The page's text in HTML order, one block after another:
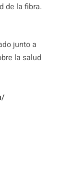
de la fibra.
junto a
la salud